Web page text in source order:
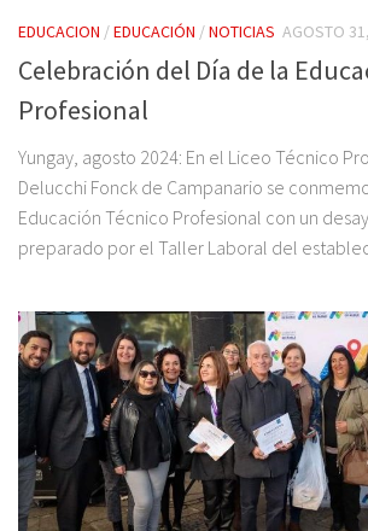
EDUCACION /EDUCACIÓN /NOTICIAS AGOSTO
Celebración del Día de la
Profesional
Yungay, agosto 2024: En el Liceo Técnico
Delucchi Fonck de Campanario se
Educación Técnico Profesional con un
preparado por el Taller Laboral del